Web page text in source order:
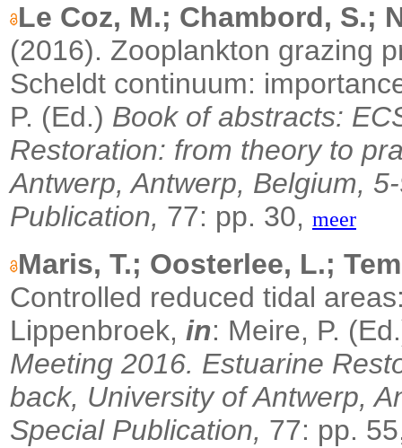
Le Coz, M.; Chambord, S.;
(2016). Zooplankton grazing
Scheldt continuum:
P. (Ed.) Book of abstracts:
Restoration: from theory to
Antwerp, Antwerp, Belgium,
Publication, 77: pp. 30, meer
Maris, T.; Oosterlee, L.;
Controlled reduced tidal
Lippenbroek, in: Meire, P.
Meeting 2016. Estuarine
back, University of Antwerp,
Special Publication, 77: pp.